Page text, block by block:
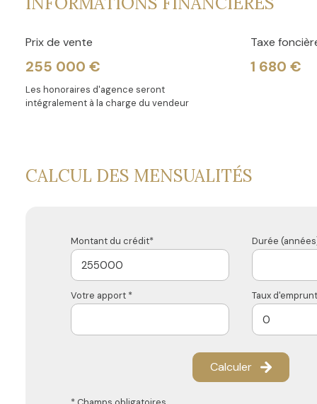
Les honoraires sont à la charge du vendeur.
----------------------
de l'agence La Pépite Immobilier.
DPE : réalisé en Juin 2022.
Prix de vente
255 000 €
Les honoraires d'agence seront
intégralement à la charge du vendeur
Taxe
1 680 €
CALCUL DES MENSUALITÉS
Montant du crédit* Durée
Votre apport * Taux
Calculer